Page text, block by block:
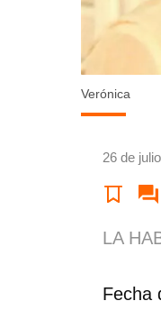
Verónica
26 de
LA
Fecha